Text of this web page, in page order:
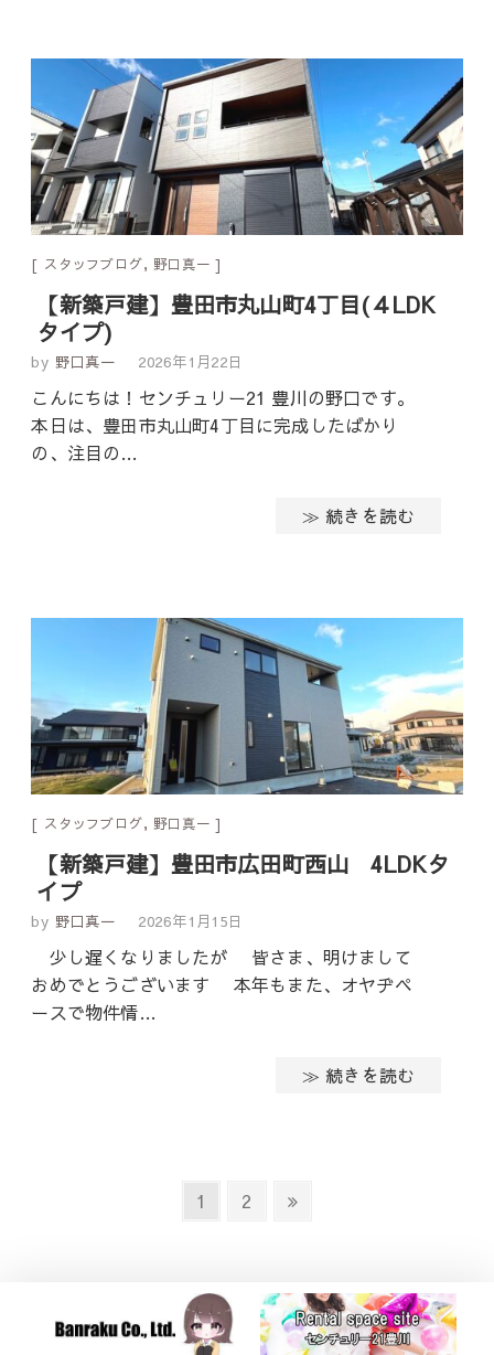
スタッフブログ,野口真一
【新築戸建】豊田市丸山町4丁目(４LDK
タイプ)
by 野口真一 2026年1月22日
こんにちは！センチュリー21 豊川の野口です。
本日は、豊田市丸山町4丁目に完成したばかり
の、注目の…
≫ 続きを読む
スタッフブログ,野口真一
【新築戸建】豊田市広田町西山 4LDKタ
イプ
by 野口真一 2026年1月15日
少し遅くなりましたが 皆さま、明けまして
おめでとうございます 本年もまた、オヤヂペ
ースで物件情…
≫ 続きを読む
ジ
Page
1 Page
2
Next